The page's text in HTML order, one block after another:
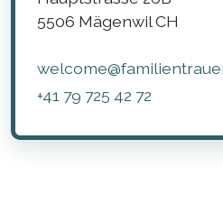
5506 Mägenwil CH
+41 79 725 42 72